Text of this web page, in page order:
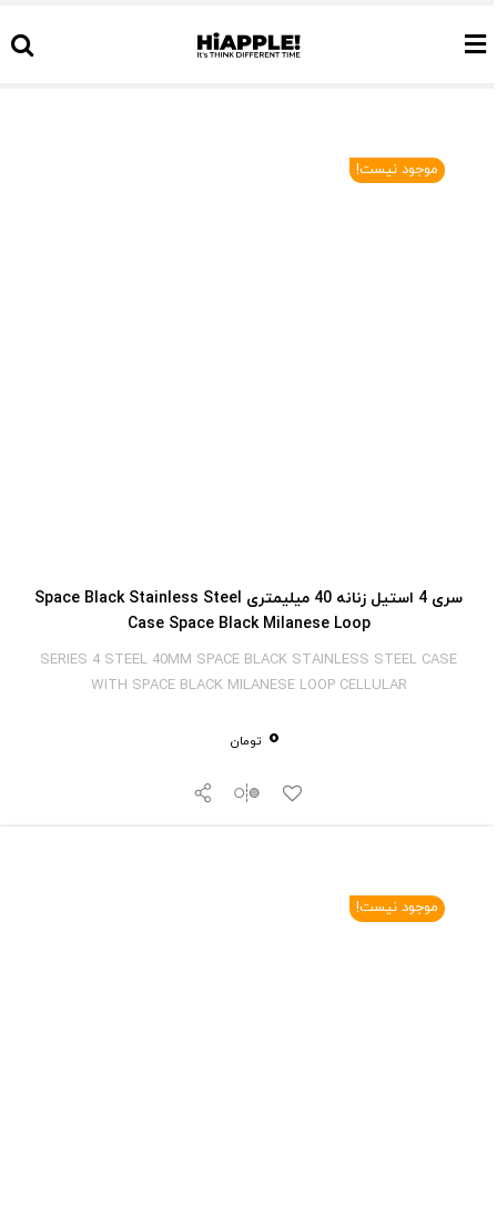
to
موجود نیست!
سری 4 استیل زنانه 40 میلیمتری Space Black Stainless Steel
Case Space Black Milanese Loop
SERIES 4 STEEL 40MM SPACE BLACK STAINLESS STEEL CASE
WITH SPACE BLACK MILANESE LOOP CELLULAR
0 تومان
موجود نیست!